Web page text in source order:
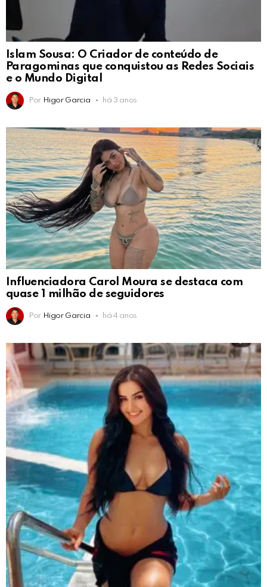
Islam Sousa: O Criador de conteúdo de
Paragominas que conquistou as Redes Sociais
e o Mundo Digital
Por Higor Garcia há 3 anos
Influenciadora Carol Moura se destaca com
quase 1 milhão de seguidores
Por Higor Garcia há 4 anos